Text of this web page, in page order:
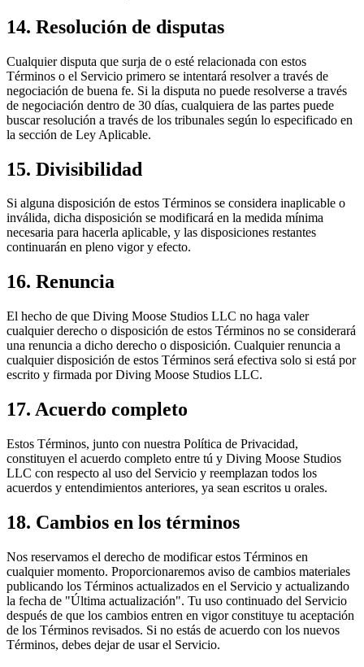
14. Resolución de disputas
Cualquier disputa que surja de o esté relacionada con estos
Términos o el Servicio primero se intentará resolver a través de
negociación de buena fe. Si la disputa no puede resolverse a través
de negociación dentro de 30 días, cualquiera de las partes puede
buscar resolución a través de los tribunales según lo especificado en
la sección de Ley Aplicable.
15. Divisibilidad
Si alguna disposición de estos Términos se considera inaplicable o
inválida, dicha disposición se modificará en la medida mínima
necesaria para hacerla aplicable, y las disposiciones restantes
continuarán en pleno vigor y efecto.
16. Renuncia
El hecho de que Diving Moose Studios LLC no haga valer
cualquier derecho o disposición de estos Términos no se considerará
una renuncia a dicho derecho o disposición. Cualquier renuncia a
cualquier disposición de estos Términos será efectiva solo si está por
escrito y firmada por Diving Moose Studios LLC.
17. Acuerdo completo
Estos Términos, junto con nuestra Política de Privacidad,
constituyen el acuerdo completo entre tú y Diving Moose Studios
LLC con respecto al uso del Servicio y reemplazan todos los
acuerdos y entendimientos anteriores, ya sean escritos u orales.
18. Cambios en los términos
Nos reservamos el derecho de modificar estos Términos en
cualquier momento. Proporcionaremos aviso de cambios materiales
publicando los Términos actualizados en el Servicio y actualizando
la fecha de "Última actualización". Tu uso continuado del Servicio
después de que los cambios entren en vigor constituye tu aceptación
de los Términos revisados. Si no estás de acuerdo con los nuevos
Términos, debes dejar de usar el Servicio.